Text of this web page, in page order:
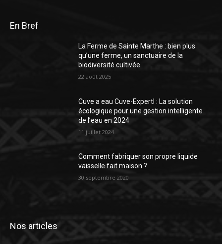
En Bref
La Ferme de Sainte Marthe : bien plus
qu’une ferme, un sanctuaire de la
biodiversité cultivée
22 août 2025
Cuve a eau Cuve-Expertl : La solution
écologique pour une gestion intelligente
de l’eau en 2024
11 juillet 2024
Comment fabriquer son propre liquide
vaisselle fait maison ?
30 septembre 2020
Nos articles